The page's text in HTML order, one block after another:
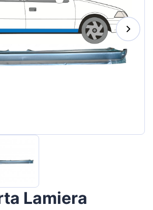
Magyar
Lietuvių
Hrvatski
Português
Lamiera